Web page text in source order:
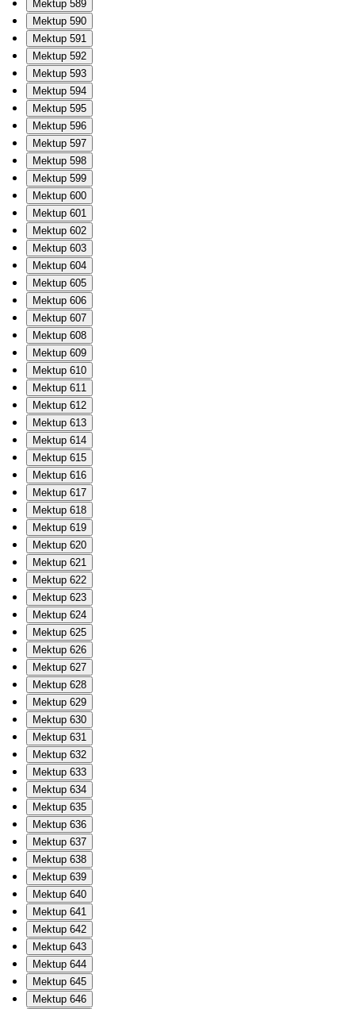
Mektup 589
Mektup 590
Mektup 591
Mektup 592
Mektup 593
Mektup 594
Mektup 595
Mektup 596
Mektup 597
Mektup 598
Mektup 599
Mektup 600
Mektup 601
Mektup 602
Mektup 603
Mektup 604
Mektup 605
Mektup 606
Mektup 607
Mektup 608
Mektup 609
Mektup 610
Mektup 611
Mektup 612
Mektup 613
Mektup 614
Mektup 615
Mektup 616
Mektup 617
Mektup 618
Mektup 619
Mektup 620
Mektup 621
Mektup 622
Mektup 623
Mektup 624
Mektup 625
Mektup 626
Mektup 627
Mektup 628
Mektup 629
Mektup 630
Mektup 631
Mektup 632
Mektup 633
Mektup 634
Mektup 635
Mektup 636
Mektup 637
Mektup 638
Mektup 639
Mektup 640
Mektup 641
Mektup 642
Mektup 643
Mektup 644
Mektup 645
Mektup 646